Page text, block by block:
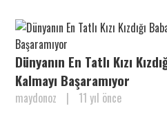
Dünyanın En Tatlı Kızı
Kalmayı Başaramıyor
maydonoz | 11 yıl önce